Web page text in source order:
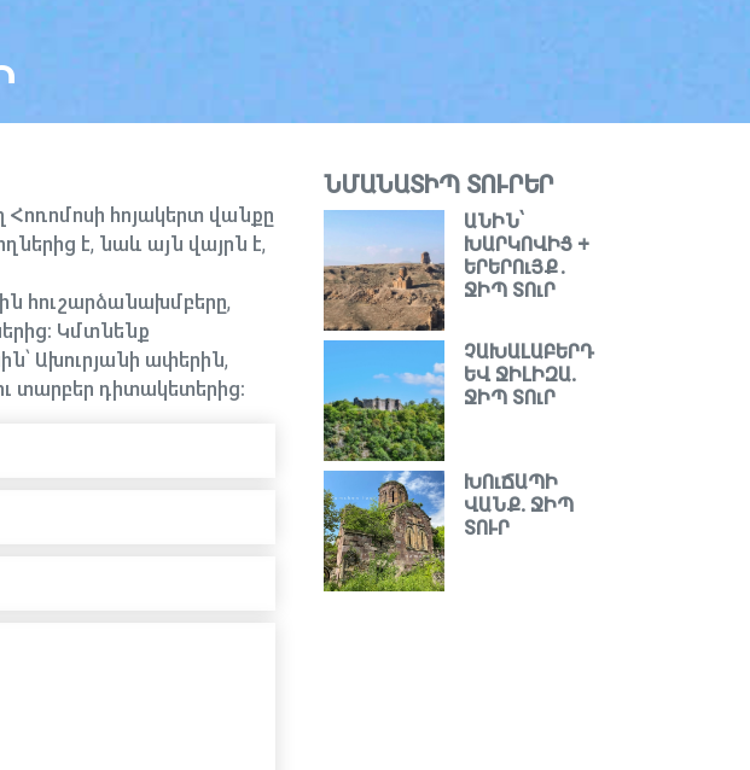
Հոռոմոսի հոյակերտ վանքը
է, նաև այն վայրն է,
հուշարձանախմբերը,
Կմտնենք
Ախուրյանի ափերին,
տարբեր դիտակետերից։
ՆՄԱՆԱՏԻՊ ՏՈՒՐԵՐ
ԱՆԻՆ՝
ԽԱՐԿՈՎԻՑ +
ԵՐԵՐՈւՅՔ․
ՋԻՊ ՏՈւՐ
ՉԱԽԱԼԱԲԵՐԴ
ԵՎ ՋԻԼԻԶԱ.
ՋԻՊ ՏՈւՐ
ԽՈւՃԱՊԻ
ՎԱՆՔ. ՋԻՊ
ՏՈՒՐ